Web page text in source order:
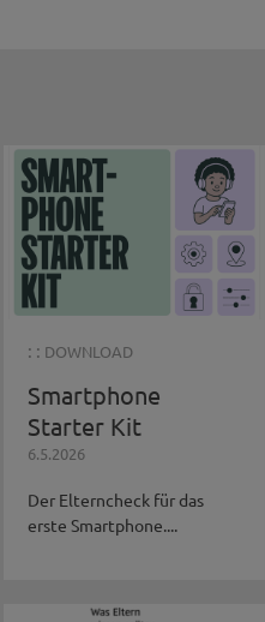
: : DOWNLOAD
Smartphone
Starter Kit
6.5.2026
Der Elterncheck für das
erste Smartphone....